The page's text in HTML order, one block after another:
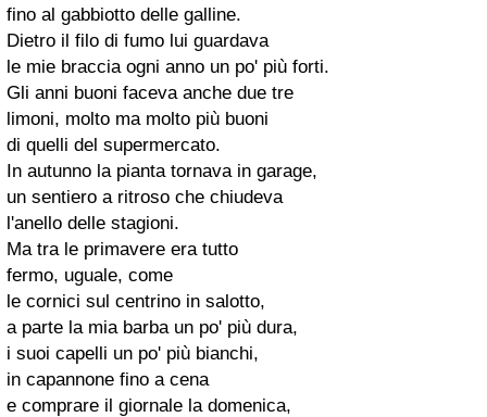
fino al gabbiotto delle galline.
Dietro il filo di fumo lui guardava
le mie braccia ogni anno un po' più forti.
Gli anni buoni faceva anche due tre
limoni, molto ma molto più buoni
di quelli del supermercato.
In autunno la pianta tornava in garage,
un sentiero a ritroso che chiudeva
l'anello delle stagioni.
Ma tra le primavere era tutto
fermo, uguale, come
le cornici sul centrino in salotto,
a parte la mia barba un po' più dura,
i suoi capelli un po' più bianchi,
in capannone fino a cena
e comprare il giornale la domenica,